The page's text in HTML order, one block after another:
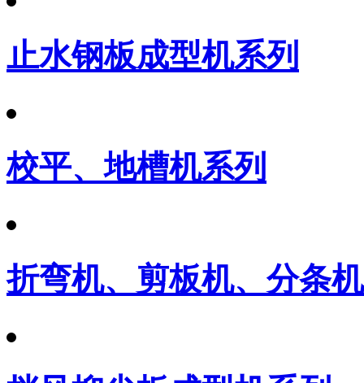
止水钢板成型机系列
校平、地槽机系列
折弯机、剪板机、分条机